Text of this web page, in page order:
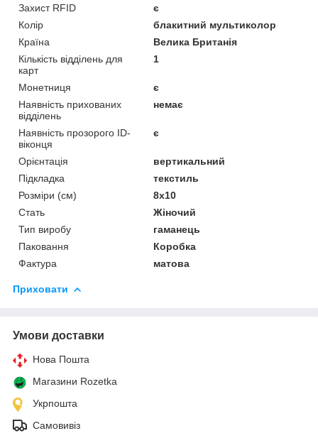
Захист RFID
є
Колір
блакитний мультиколор
Країна
Велика Британія
Кількість відділень для
карт
1
Монетниця
є
Наявність прихованих
відділень
немає
Наявність прозорого ID-
віконця
є
Орієнтація
вертикальний
Підкладка
текстиль
Розміри (см)
8х10
Стать
Жіночий
Тип виробу
гаманець
Паковання
Коробка
Фактура
матова
Приховати
Умови доставки
Нова Пошта
Магазини Rozetka
Укрпошта
Самовивіз